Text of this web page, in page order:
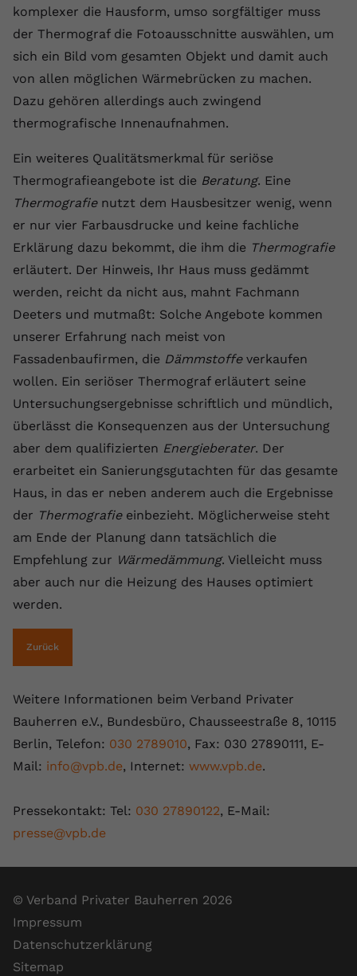
komplexer die Hausform, umso sorgfältiger muss
der Thermograf die Fotoausschnitte auswählen, um
sich ein Bild vom gesamten Objekt und damit auch
von allen möglichen Wärmebrücken zu machen.
Dazu gehören allerdings auch zwingend
thermografische Innenaufnahmen.
Ein weiteres Qualitätsmerkmal für seriöse
Thermografieangebote ist die Beratung. Eine
Thermografienutzt dem Hausbesitzer wenig, wenn
er nur vier Farbausdrucke und keine fachliche
Erklärung dazu bekommt, die ihm die Thermografie
erläutert. Der Hinweis, Ihr Haus muss gedämmt
werden, reicht da nicht aus, mahnt Fachmann
Deeters und mutmaßt: Solche Angebote kommen
unserer Erfahrung nach meist von
Fassadenbaufirmen, die Dämmstoffeverkaufen
wollen. Ein seriöser Thermograf erläutert seine
Untersuchungsergebnisse schriftlich und mündlich,
überlässt die Konsequenzen aus der Untersuchung
aber dem qualifizierten Energieberater. Der
erarbeitet ein Sanierungsgutachten für das gesamte
Haus, in das er neben anderem auch die Ergebnisse
der Thermografieeinbezieht. Möglicherweise steht
am Ende der Planung dann tatsächlich die
Empfehlung zur Wärmedämmung. Vielleicht muss
aber auch nur die Heizung des Hauses optimiert
werden.
Zurück
Weitere Informationen beim Verband Privater
Bauherren e.V., Bundesbüro, Chausseestraße 8, 10115
Berlin, Telefon: 030 2789010, Fax: 030 27890111, E-
Mail: info@vpb.de, Internet: www.vpb.de.
Pressekontakt: Tel: 030 27890122, E-Mail:
presse@vpb.de
© Verband Privater Bauherren 2026
Impressum
Datenschutzerklärung
Sitemap